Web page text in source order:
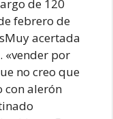
de 120
febrero de
acertada
«vender por
no creo que
con alerón